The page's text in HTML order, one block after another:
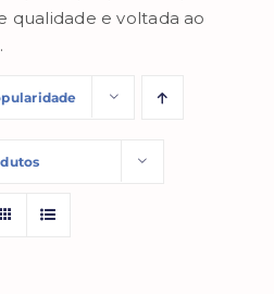
qualidade e voltada ao